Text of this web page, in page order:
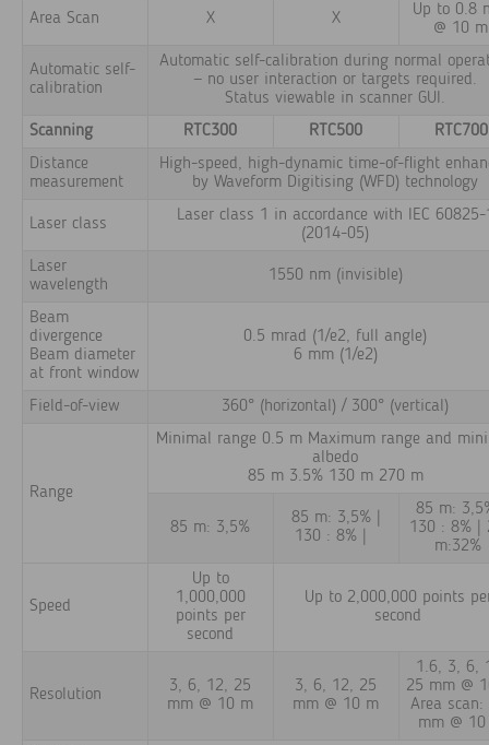
Area Scan X X
Up to 0.8
@ 10 m
Automatic self-
calibration
Automatic self-calibration during normal
— no user interaction or targets required.
Status viewable in scanner GUI.
Scanning
RTC300 RTC500
RTC700
Distance
measurement
High-speed, high-dynamic time-of-flight
by Waveform Digitising (WFD) technology
Laser class
Laser class 1 in accordance with IEC 60825-
(2014-05)
Laser
wavelength
1550 nm (invisible)
Beam
divergence
Beam diameter
at front window
0.5 mrad (1/e2, full angle)
6 mm (1/e2)
Field-of-view 360° (horizontal) / 300° (vertical)
Range
Minimal range 0.5 m Maximum range and
albedo
85 m 3.5% 130 m 270 m
85 m: 3,5%
85 m: 3,5% |
130 : 8% |
85 m:
130 : 8% |
m:32%
Speed
Up to
1,000,000
points per
second
Up to 2,000,000 points
second
Resolution
3, 6, 12, 25
mm @ 10 m
3, 6, 12, 25
mm @ 10 m
1.6, 3, 6,
25 mm @
Area scan:
mm @